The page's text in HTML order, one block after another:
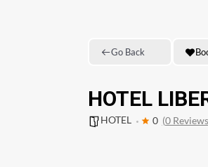
Go Back
HOTEL
HOTEL 0 (0